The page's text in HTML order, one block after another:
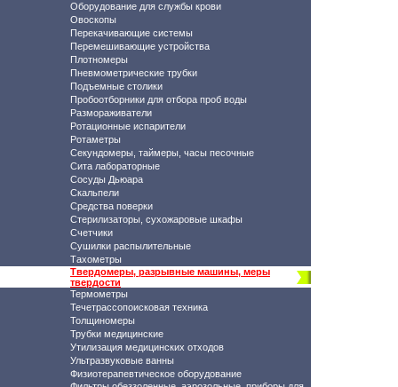
Оборудование для службы крови
Овоскопы
Перекачивающие системы
Перемешивающие устройства
Плотномеры
Пневмометрические трубки
Подъемные столики
Пробоотборники для отбора проб воды
Размораживатели
Ротационные испарители
Ротаметры
Секундомеры, таймеры, часы песочные
Сита лабораторные
Сосуды Дьюара
Скальпели
Средства поверки
Стерилизаторы, сухожаровые шкафы
Счетчики
Сушилки распылительные
Тахометры
Твердомеры, разрывные машины, меры
твердости
Термометры
Течетрассопоисковая техника
Толщиномеры
Трубки медицинские
Утилизация медицинских отходов
Ультразвуковые ванны
Физиотерапевтическое оборудование